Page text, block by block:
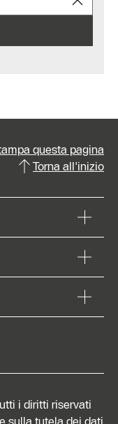
questa pagina
Torna all'inizio
i diritti riservati
sulla tutela dei dati